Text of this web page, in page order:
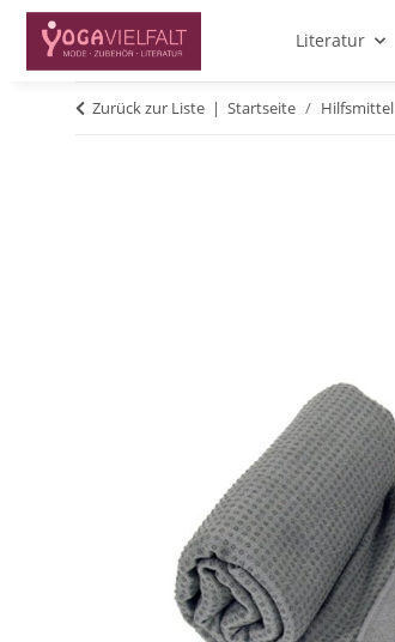
Literatur
Zurück zur Liste Startseite Hilfsmittel